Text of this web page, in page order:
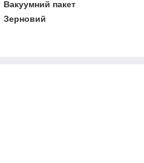
Вакуумний пакет
Зерновий